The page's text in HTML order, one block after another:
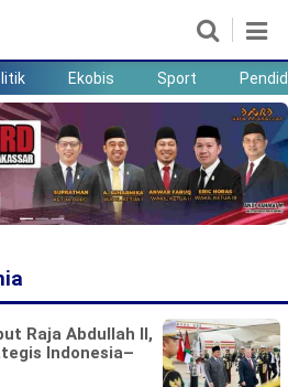
Ekobis Sport
Raja Abdullah II,
Indonesia–